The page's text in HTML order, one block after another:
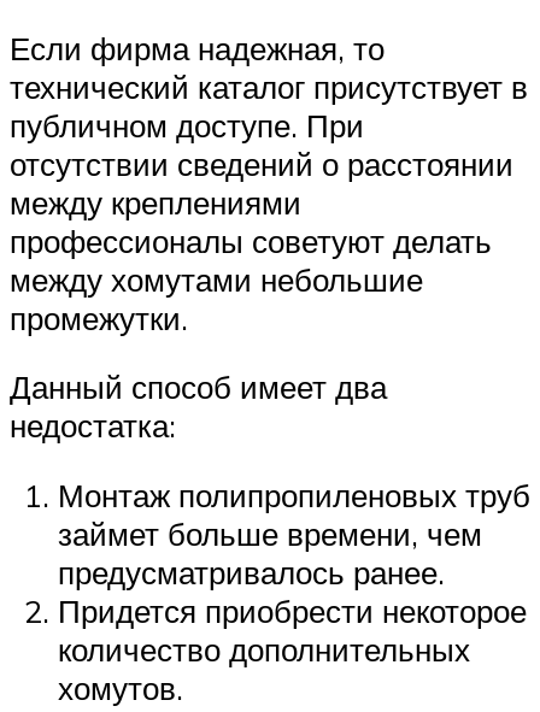
Если фирма надежная, то
технический каталог присутствует в
публичном доступе. При
отсутствии сведений о расстоянии
между креплениями
профессионалы советуют делать
между хомутами небольшие
промежутки.
Данный способ имеет два
недостатка:
Монтаж полипропиленовых труб
займет больше времени, чем
предусматривалось ранее.
Придется приобрести некоторое
количество дополнительных
хомутов.